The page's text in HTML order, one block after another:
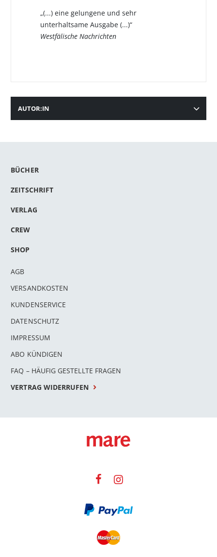
„(...) eine gelungene und sehr
unterhaltsame Ausgabe (...)“
Westfälische Nachrichten
AUTOR:IN
BÜCHER
ZEITSCHRIFT
VERLAG
CREW
SHOP
AGB
VERSANDKOSTEN
KUNDENSERVICE
DATENSCHUTZ
IMPRESSUM
ABO KÜNDIGEN
FAQ – HÄUFIG GESTELLTE FRAGEN
VERTRAG WIDERRUFEN